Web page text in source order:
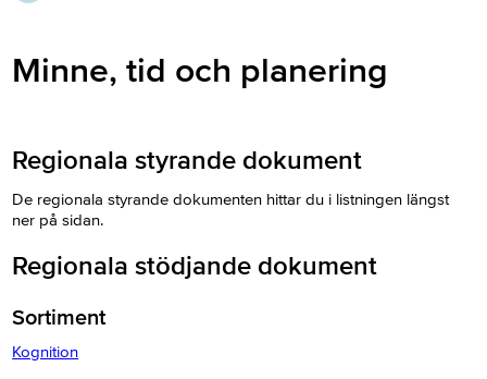
Minne, tid och planering
Regionala styrande dokument
De regionala styrande dokumenten hittar du i listningen längst
ner på sidan.
Regionala stödjande dokument
Sortiment
Kognition